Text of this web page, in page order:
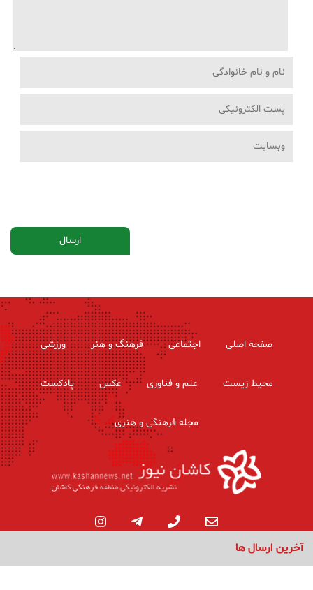
آخرین ارسال ها
صفحه اصلی اجتماعی فرهنگ و هنر ورزشی
محیط زیست علم و فناوری عکس پادکست
مجله فرهنگی و هنری